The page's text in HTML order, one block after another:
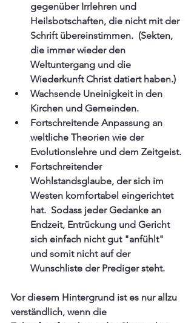
gegenüber Irrlehren und
Heilsbotschaften, die nicht mit der
Schrift übereinstimmen.  (Sekten,
die immer wieder den
Weltuntergang und die
Wiederkunft Christ datiert haben.)
Wachsende Uneinigkeit in den
Kirchen und Gemeinden.
Fortschreitende Anpassung an
weltliche Theorien wie der
Evolutionslehre und dem Zeitgeist.
Fortschreitender
Wohlstandsglaube, der sich im
Westen komfortabel eingerichtet
hat.  Sodass jeder Gedanke an
Endzeit, Entrückung und Gericht
sich einfach nicht gut "anfühlt"
und somit nicht auf der
Wunschliste der Prediger steht.
Vor diesem Hintergrund ist es nur allzu
verständlich, wenn die